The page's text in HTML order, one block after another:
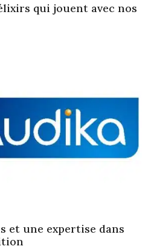
qui jouent avec nos
et une expertise dans